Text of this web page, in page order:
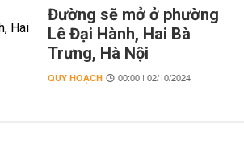
Đường sẽ mở ở phường
Lê Đại Hành, Hai Bà
Trưng, Hà Nội
QUY HOẠCH 00:00 | 02/10/2024